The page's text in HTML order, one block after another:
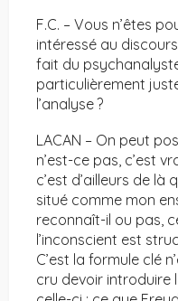
F.C. – Vous n’êtes
intéressé au
fait du
particulièrement
l’analyse ?
LACAN – On peut
n’est-ce pas, c’est
c’est d’ailleurs de là
situé comme mon
reconnaît-il ou pas,
l’inconscient est
C’est la formule clé
cru devoir introduire